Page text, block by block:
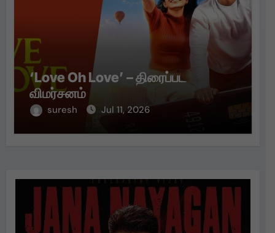
‘Love Oh Love’ – திரைப்பட
விமர்சனம்
suresh Jul 11, 2026